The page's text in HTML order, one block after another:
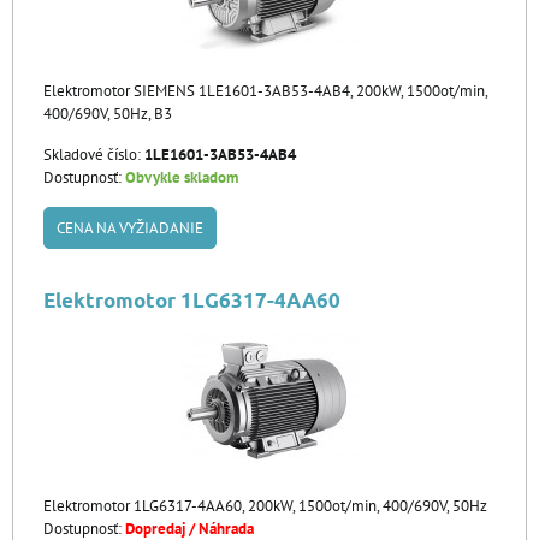
Elektromotor SIEMENS 1LE1601-3AB53-4AB4, 200kW, 1500ot/min,
400/690V, 50Hz, B3
Skladové číslo: 1LE1601-3AB53-4AB4
Dostupnosť:Obvykle skladom
CENA NA VYŽIADANIE
Elektromotor 1LG6317-4AA60
Elektromotor 1LG6317-4AA60, 200kW, 1500ot/min, 400/690V, 50Hz
Dostupnosť:Dopredaj / Náhrada